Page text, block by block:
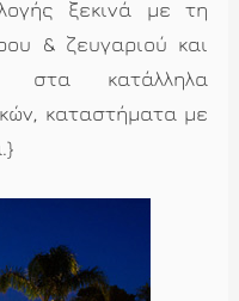
ξεκινά με τη
& ζευγαριού και
στα κατάλληλα
καταστήματα με